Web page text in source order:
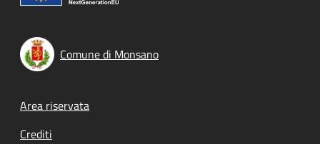
Comune di Monsano
Footer menu
Area riservata
Crediti